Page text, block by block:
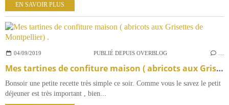
EN SAVOIR PLUS
04/09/2019 PUBLIÉ DEPUIS OVERBLOG
Mes tartines de confiture maison ( abricots aux Grisettes de Montpellier) .
Bonsoir une petite recette très simple ce soir. Comme vous le savez le petit
déjeuner est très important , bien...